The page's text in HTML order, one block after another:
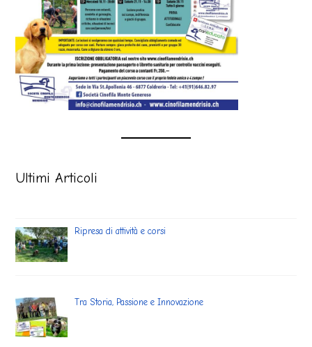
Ultimi Articoli
Ripresa di attività e corsi
Tra Storia, Passione e Innovazione